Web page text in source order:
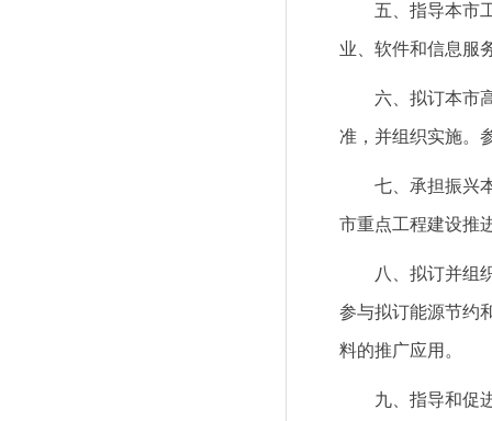
五、指导本市
业、软件和信息服
六、拟订本市
准，并组织实施。
七、承担振兴
市重点工程建设推
八、拟订并组
参与拟订能源节约
料的推广应用。
九、指导和促